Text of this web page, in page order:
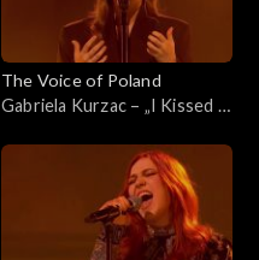
The Voice of Poland
Gabriela Kurzac – „I Kissed a
Live 1, 8 listopada 2025